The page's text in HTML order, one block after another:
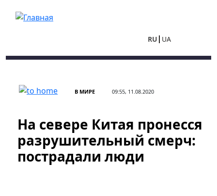
RU UA
В МИРЕ 09:55, 11.08.2020
На севере Китая пронесся
разрушительный смерч:
пострадали люди